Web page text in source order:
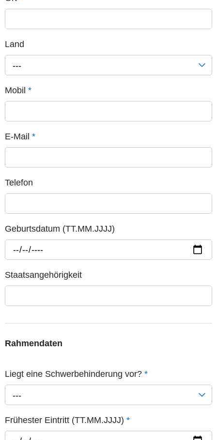
Land
---
Mobil *
E-Mail *
Telefon
Geburtsdatum (TT.MM.JJJJ)
Staatsangehörigkeit
Rahmendaten
Liegt eine Schwerbehinderung vor? *
---
Frühester Eintritt (TT.MM.JJJJ) *